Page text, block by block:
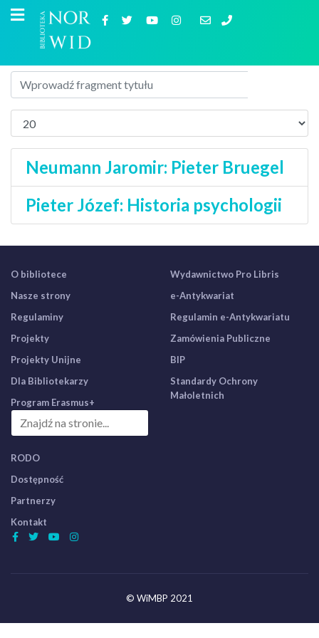
Neumann Jaromir: Pieter Bruegel
Pieter Józef: Historia psychologii
O bibliotece
Nasze strony
Regulaminy
Projekty
Projekty Unijne
Dla Bibliotekarzy
Program Erasmus+
Wydawnictwo Pro Libris
e-Antykwariat
Regulamin e-Antykwariatu
Zamówienia Publiczne
BIP
Standardy Ochrony
Małoletnich
RODO
Dostępność
Partnerzy
Kontakt
© WiMBP 2021